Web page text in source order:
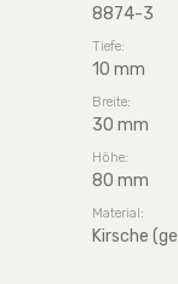
8874-3
Tiefe:
10 mm
Breite:
30 mm
Höhe:
80 mm
Material:
Kirsche